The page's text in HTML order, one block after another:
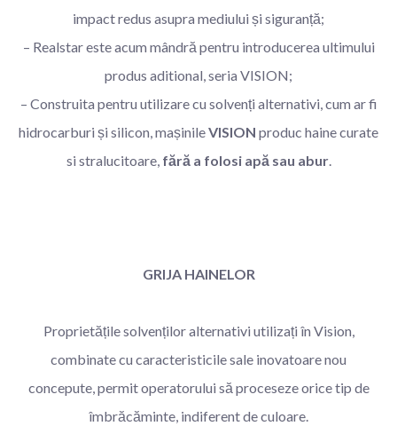
impact redus asupra mediului și siguranță;
– Realstar este acum mândră pentru introducerea ultimului
produs aditional, seria VISION;
– Construita pentru utilizare cu solvenți alternativi, cum ar fi
hidrocarburi și silicon, mașinileVISION produc haine curate
si stralucitoare, fără a folosi apă sau abur.
GRIJA HAINELOR
Proprietățile solvenților alternativi utilizați în Vision,
combinate cu caracteristicile sale inovatoare nou
concepute, permit operatorului să proceseze orice tip de
îmbrăcăminte, indiferent de culoare.